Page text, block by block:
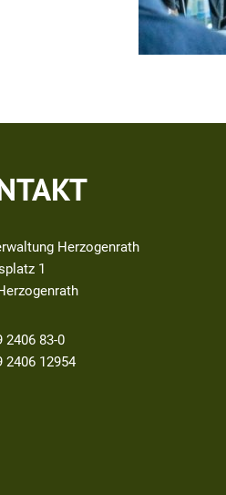
Herzogenrath
1
2406 83-0
2406 12954